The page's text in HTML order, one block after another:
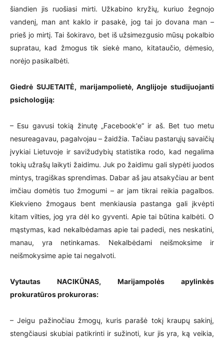
šiandien jis ruošiasi mirti. Užkabino kryžių, kuriuo žegnojo
vandenį, man ant kaklo ir pasakė, jog tai jo dovana man –
prieš jo mirtį. Tai šokiravo, bet iš užsimezgusio mūsų pokalbio
supratau, kad žmogus tik siekė mano, kitataučio, dėmesio,
norėjo pasikalbėti.
Giedrė SUJETAITĖ, marijampolietė, Anglijoje studijuojanti
psichologiją:
– Esu gavusi tokią žinutę „Facebook'e“ ir aš. Bet tuo metu
nesureagavau, pagalvojau – žaidžia. Tačiau pastarųjų savaičių
įvykiai Lietuvoje ir savižudybių statistika rodo, kad negalima
tokių užrašų laikyti žaidimu. Juk po žaidimu gali slypėti juodos
mintys, tragiškas sprendimas. Dabar aš jau atsakyčiau ar bent
imčiau domėtis tuo žmogumi – ar jam tikrai reikia pagalbos.
Kiekvieno žmogaus bent menkiausia pastanga gali įkvėpti
kitam vilties, jog yra dėl ko gyventi. Apie tai būtina kalbėti. O
mąstymas, kad nekalbėdamas apie tai padedi, nes neskatini,
manau, yra netinkamas. Nekalbėdami neišmoksime ir
neišmokysime apie tai negalvoti.
Vytautas NACIKŪNAS, Marijampolės apylinkės
prokuratūros prokuroras:
– Jeigu pažinočiau žmogų, kuris parašė tokį kraupų sakinį,
stengčiausi skubiai patikrinti ir sužinoti, kur jis yra, ką veikia,